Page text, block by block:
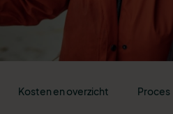
Kosten en overzicht Proces